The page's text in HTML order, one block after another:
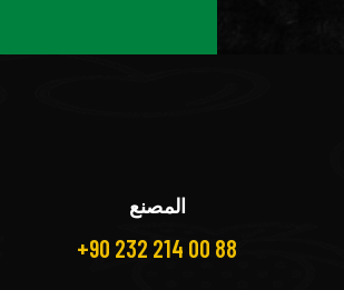
المصنع
+90 232 214 00 88